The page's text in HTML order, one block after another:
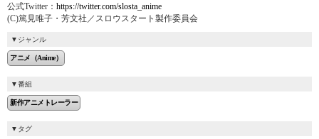
公式Twitter： https://twitter.com/slosta_anime
(C)篤見唯子・芳文社／スロウスタート製作委員会
ジャンル
アニメ（Anime）
番組
新作アニメトレーラー
タグ